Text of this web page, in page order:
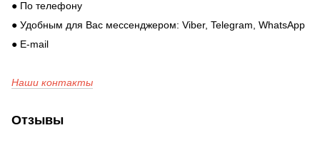
● По телефону
● Удобным для Вас мессенджером: Viber, Telegram, WhatsApp
● E-mail
Наши контакты
Отзывы